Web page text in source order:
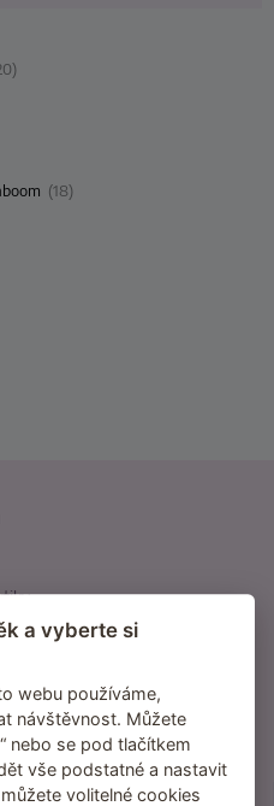
(18)
a vyberte si
webu používáme,
návštěvnost. Můžete
nebo se pod tlačítkem
vše podstatné a nastavit
volitelné cookies